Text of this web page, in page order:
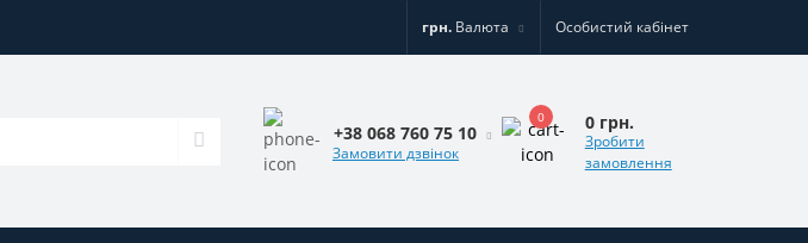
грн. Валюта Особистий кабінет
+38 068 760 75 10
Замовити дзвінок
0 0 грн.
Зробити
замовлення